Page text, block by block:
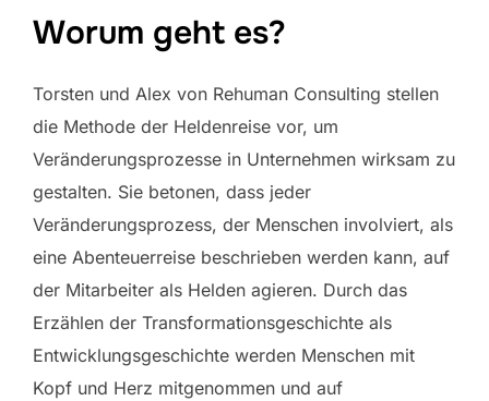
Worum geht es?
Torsten und Alex von Rehuman Consulting stellen
die Methode der Heldenreise vor, um
Veränderungsprozesse in Unternehmen wirksam zu
gestalten. Sie betonen, dass jeder
Veränderungsprozess, der Menschen involviert, als
eine Abenteuerreise beschrieben werden kann, auf
der Mitarbeiter als Helden agieren. Durch das
Erzählen der Transformationsgeschichte als
Entwicklungsgeschichte werden Menschen mit
Kopf und Herz mitgenommen und auf